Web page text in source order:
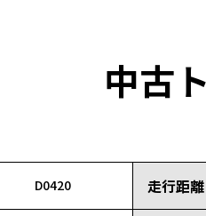
中古
D0420 走行距離